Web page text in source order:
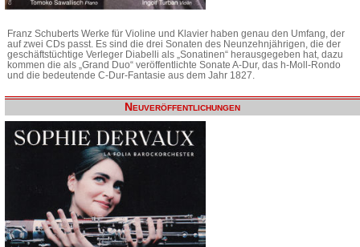
Franz Schuberts Werke für Violine und Klavier haben genau den Umfang, der
auf zwei CDs passt. Es sind die drei Sonaten des Neunzehnjährigen, die der
geschäftstüchtige Verleger Diabelli als „Sonatinen“ herausgegeben hat, dazu
kommen die als „Grand Duo“ veröffentlichte Sonate A-Dur, das h-Moll-Rondo
und die bedeutende C-Dur-Fantasie aus dem Jahr 1827.
Neuveröffentlichungen